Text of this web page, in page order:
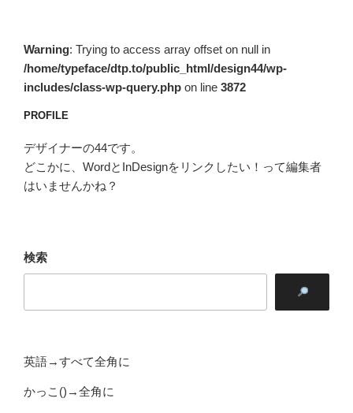
Warning: Trying to access array offset on null in
/home/typeface/dtp.to/public_html/design44/wp-
includes/class-wp-query.php on line 3872
PROFILE
デザイナーの44です。
どこかに、WordとInDesignをリンクしたい！って編集者
はいませんかね？
検索
英語→すべて全角に
かっこ()→全角に